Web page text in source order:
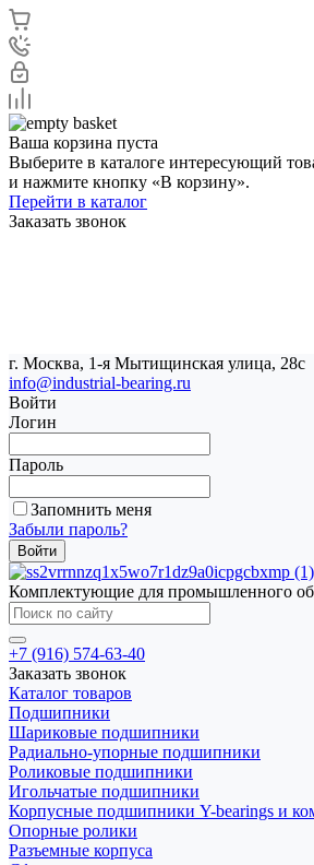
Ваша корзина пуста
Выберите в каталоге интересующий
и нажмите кнопку «В корзину».
Перейти в каталог
Заказать звонок
г. Москва, 1-я Мытищинская улица, 28с
info@industrial-bearing.ru
Войти
Логин
Пароль
Запомнить меня
Забыли пароль?
Комплектующие для промышленного
+7 (916) 574-63-40
Заказать звонок
Каталог товаров
Подшипники
Шариковые подшипники
Радиально-упорные подшипники
Роликовые подшипники
Игольчатые подшипники
Корпусные подшипники Y-bearings и
Опорные ролики
Разъемные корпуса